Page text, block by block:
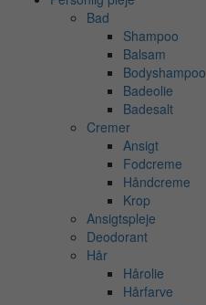
Bad
Shampoo
Balsam
Bodyshampoo
Badeolie
Badesalt
Cremer
Ansigt
Fodcreme
Håndcreme
Krop
Ansigtspleje
Deodorant
Hår
Hårolie
Hårfarve